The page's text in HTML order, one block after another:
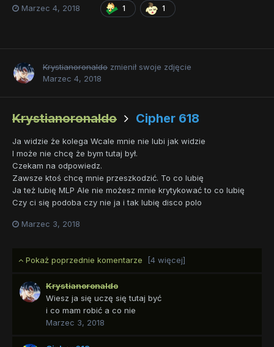
Twój wierny fan Krystian
Marzec 4, 2018
1 1
Krystianoronaldo zmienił swoje zdjęcie
Marzec 4, 2018
Krystianoronaldo Cipher 618
Ja widzie że kolega Wcale mnie nie lubi jak widzie
I może nie chcę że bym tutaj był.
Czekam na odpowiedz.
Zawsze ktoś chcę mnie przeszkodzić. To co lubię
Ja też lubię MLP Ale nie możesz mnie krytykować to co lubię
Czy ci się podoba czy nie ja i tak lubię disco polo
Marzec 3, 2018
Pokaż poprzednie komentarze [4 więcej]
Krystianoronaldo
Wiesz ja się uczę się tutaj być
i co mam robić a co nie
Marzec 3, 2018